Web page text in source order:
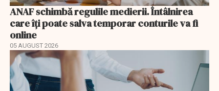
ANAF schimbă regulile medierii. Întâlnirea
care îți poate salva temporar conturile va fi
online
05 AUGUST 2026